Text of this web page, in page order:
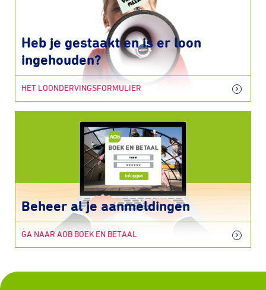
Heb je gestaakt en is er loon
ingehouden?
HET LOONDERVINGSFORMULIER
Beheer al je aanmeldingen
GA NAAR AOB BOEK EN BETAAL